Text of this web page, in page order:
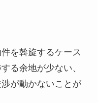
を斡旋するケース
る余地が少ない、
が動かないことが